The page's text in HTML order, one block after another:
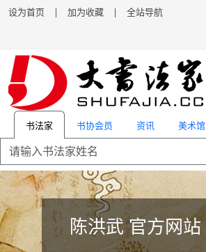
设为首页 | 加为收藏 | 全站导航
书法家 书协会员 资讯 美术馆
陈洪武 官方网站